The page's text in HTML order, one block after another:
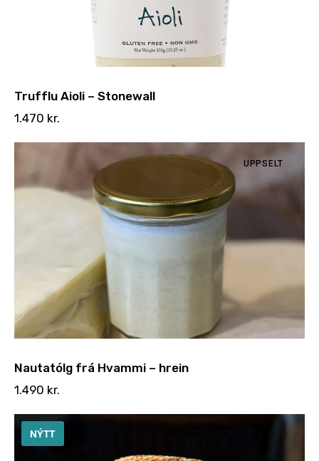
Trufflu Aioli – Stonewall
1.470 kr.
UPPSELT
Nautatólg frá Hvammi – hrein
1.490 kr.
NÝTT